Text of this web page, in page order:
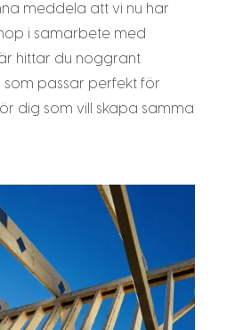
meddela att vi nu har
i samarbete med
hittar du noggrant
passar perfekt för
dig som vill skapa samma